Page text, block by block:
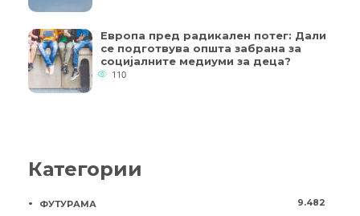
Европа пред радикален потег: Дали
се подготвува општа забрана за
социјалните медиуми за деца?
110
Категории
ФУТУРАМА 9.482